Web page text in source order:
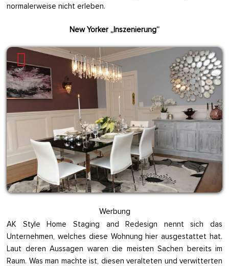
normalerweise nicht erleben.
New Yorker „Inszenierung“
Werbung
AK Style Home Staging and Redesign nennt sich das
Unternehmen, welches diese Wohnung hier ausgestattet hat.
Laut deren Aussagen waren die meisten Sachen bereits im
Raum. Was man machte ist, diesen veralteten und verwitterten